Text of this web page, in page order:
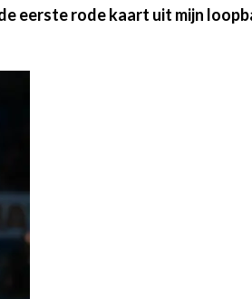
eerste rode kaart uit mijn